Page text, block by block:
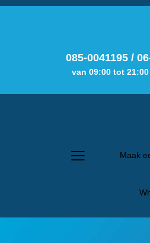
085-0041195 /
van 09:00 tot
Maak